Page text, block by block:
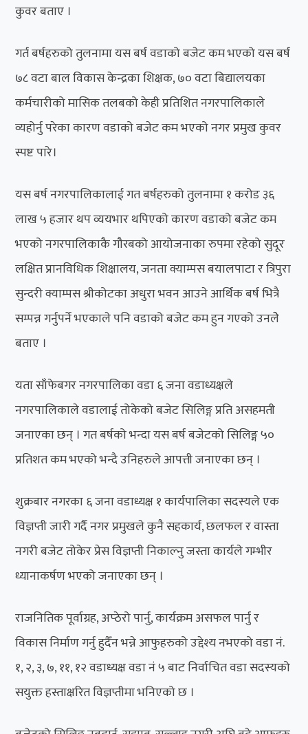
कुवर बताए ।
गर्त बर्षहरुको तुलनामा यस बर्ष वडाको बजेट कम भएको यस बर्ष
७८ वटा बाल विकास केन्द्रका शिक्षक, ७० वटा बिद्यालयका
कर्मचारीको मासिक तलबको केही प्रतिशित नगरपालिकाले
व्यहोर्नु परेका कारण वडाको बजेट कम भएको नगर प्रमुख कुवर
स्पष्ट पारे।
यस बर्ष नगरपालिकालाई गत बर्षहरुको तुलनामा १ करोड ३६
लाख ५ हजार थप व्ययभार थपिएको कारण वडाको बजेट कम
भएको नगरपालिकाकै गौरबको आयोजनाका रुपमा रहेको सुदूर
लक्षित प्रानविधिक शिक्षालय, जनता क्याम्पस बयालपाटा र त्रिपुरा
सुन्दरी क्याम्पस श्रीकोटका अधुरा भवन आउने आर्थिक बर्ष भित्रै
सम्पन्न गर्नुपर्ने भएकाले पनि वडाको बजेट कम हुन गएको उनलेे
बताए ।
यता साँफेबगर नगरपालिका वडा ६ जना वडाध्यक्षले
नगरपालिकाले वडालाई तोकेको बजेट सिलिङ्ग प्रति असहमती
जनाएका छन् । गत बर्षको भन्दा यस बर्ष बजेटको सिलिङ्ग ५०
प्रतिशत कम भएको भन्दै उनिहरुले आपत्ती जनाएका छन् ।
शुक्रबार नगरका ६ जना वडाध्यक्ष १ कार्यपालिका सदस्यले एक
विज्ञप्ती जारी गर्दै नगर प्रमुखले कुनै सहकार्य, छलफल र वास्ता
नगरी बजेट तोकेर प्रेस विज्ञप्ती निकाल्नु जस्ता कार्यले गम्भीर
ध्यानाकर्षण भएको जनाएका छन् ।
राजनितिक पूर्वाग्रह, अप्ठेरो पार्नु, कार्यक्रम असफल पार्नु र
विकास निर्माण गर्नु हुदैँन भन्ने आफुहरुको उद्देश्य नभएको वडा नं.
१, २, ३, ७, ११, १२ वडाध्यक्ष वडा नं ५ बाट निर्वाचित वडा सदस्यको
सयुक्त हस्ताक्षरित विज्ञप्तीमा भनिएको छ ।